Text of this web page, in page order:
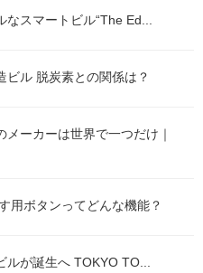
なスマートビル“The Ed...
ビル 脱炭素との関係は？
ーカーは世界で一つだけ｜
用ボタンってどんな機能？
ルが誕生へ TOKYO TO...